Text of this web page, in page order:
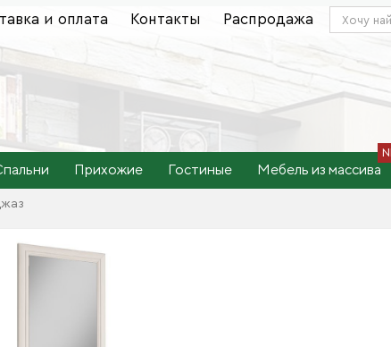
и оплата Контакты Распродажа
Прихожие Гостиные Мебель из массива